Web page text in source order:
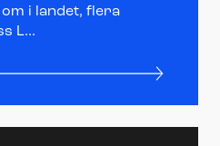
i landet, flera
L...